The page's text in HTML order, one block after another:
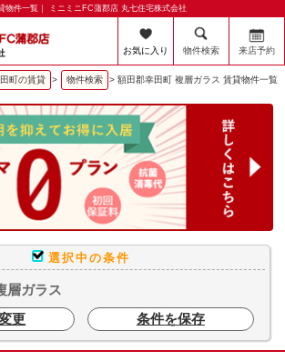
物件一覧｜ ミニミニFC蒲郡店 丸七住宅株式会社
お気に入り 物件検索 来店予約
町の賃貸 > 物件検索 > 額田郡幸田町 複層ガラス 賃貸物件一覧
選択中の条件
層ガラス
更
条件を保存